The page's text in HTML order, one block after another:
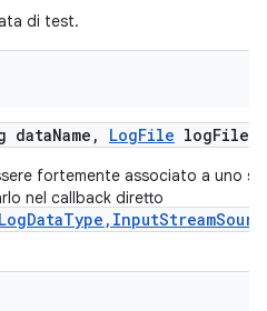
di test.
dataName , LogFile logFile)
fortemente associato a uno
nel callback diretto